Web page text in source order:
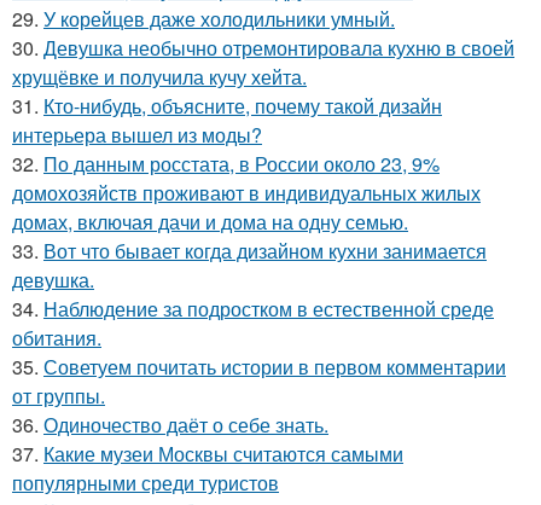
29. У корейцев даже холодильники умный.
30. Девушка необычно отремонтировала кухню в своей
хрущёвке и получила кучу хейта.
31. Кто-нибудь, объясните, почему такой дизайн
интерьера вышел из моды?
32. По данным росстата, в России около 23, 9%
домохозяйств проживают в индивидуальных жилых
домах, включая дачи и дома на одну семью.
33. Вот что бывает когда дизайном кухни занимается
девушка.
34. Наблюдение за подростком в естественной среде
обитания.
35. Советуем почитать истории в первом комментарии
от группы.
36. Одиночество даёт о себе знать.
37. Какие музеи Москвы считаются самыми
популярными среди туристов